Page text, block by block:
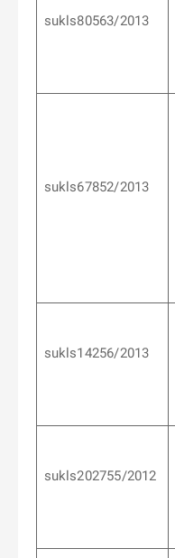
sukls80563/2013
sukls67852/2013
sukls14256/2013
sukls202755/2012